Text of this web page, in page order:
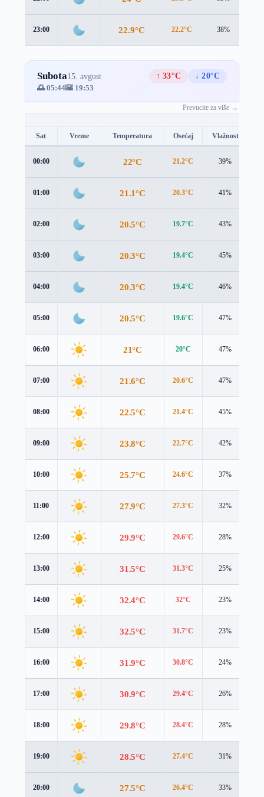
23:00 22.9°C 22.2°C 38%
Subota15. avgust ↑ 33°C
↓ 20°C
🌅 05:44🌇 19:53
Prevucite za više →
Sat Vreme Temperatura Osećaj Vlažnost
00:00 22°C 21.2°C 39%
01:00 21.1°C 20.3°C 41%
02:00 20.5°C 19.7°C 43%
03:00 20.3°C 19.4°C 45%
04:00 20.3°C 19.4°C 46%
05:00 20.5°C 19.6°C 47%
06:00 21°C 20°C 47%
07:00 21.6°C 20.6°C 47%
08:00 22.5°C 21.4°C 45%
09:00 23.8°C 22.7°C 42%
10:00 25.7°C 24.6°C 37%
11:00 27.9°C 27.3°C 32%
12:00 29.9°C 29.6°C 28%
13:00 31.5°C 31.3°C 25%
14:00 32.4°C 32°C 23%
15:00 32.5°C 31.7°C 23%
16:00 31.9°C 30.8°C 24%
17:00 30.9°C 29.4°C 26%
18:00 29.8°C 28.4°C 28%
19:00 28.5°C 27.4°C 31%
20:00 27.5°C 26.4°C 33%